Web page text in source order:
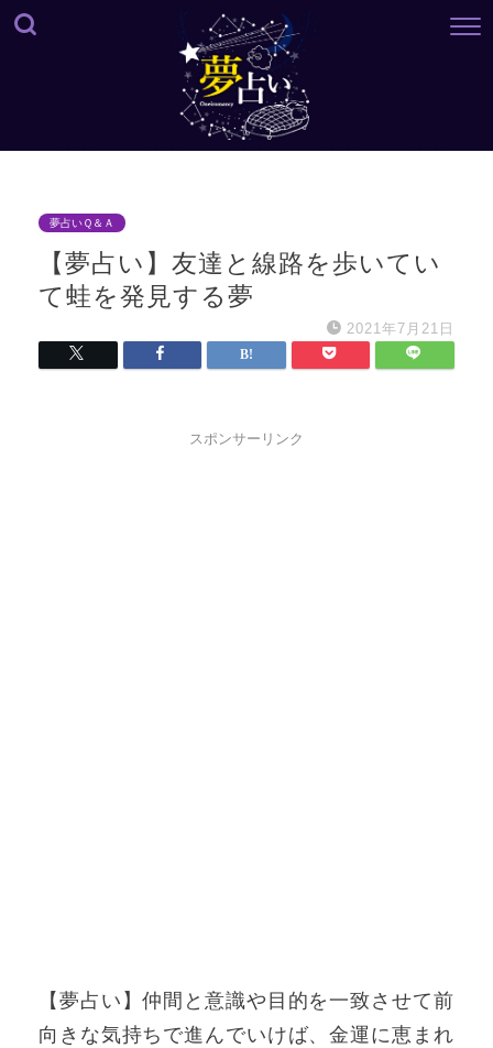
夢占いＱ＆Ａ
【夢占い】友達と線路を歩いてい
て蛙を発見する夢
2021年7月21日
スポンサーリンク
【夢占い】仲間と意識や目的を一致させて前
向きな気持ちで進んでいけば、金運に恵まれ